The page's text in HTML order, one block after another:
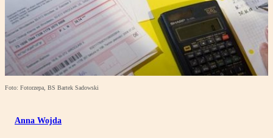
Foto: Fotorzepa, BS Bartek Sadowski
Anna Wojda